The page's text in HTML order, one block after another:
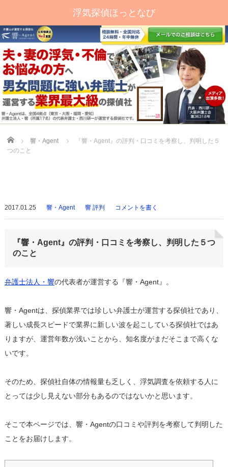
浮気探偵ほっとなび
Home 響・Agent
『響・Agent』の評判・口コミを考察し、判明した５
つのこと
2017.01.25 響・Agent 響 評判 コメントを書く
『響・Agent』の評判・口コミを考察し、判明した５つ
のこと
弁護士法人・響の代表者が運営する『響・Agent』。
響・Agentは、探偵業界では珍しい弁護士が運営する探偵社であり、
著しい成長スピードで業界に新しい波を起こしている探偵社ではあ
りますが、運営年数が浅いことから、知名度がまだそこまで高くな
いです。
そのため、探偵社自体の情報量も乏しく、浮気調査を依頼する人に
とっては少し見えない部分もあるのではないかと思います。
そこで本ページでは、響・Agentの口コミや評判を考察して判明した
ことをお届けします。